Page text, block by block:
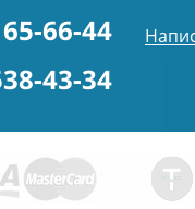
66-44
43-34